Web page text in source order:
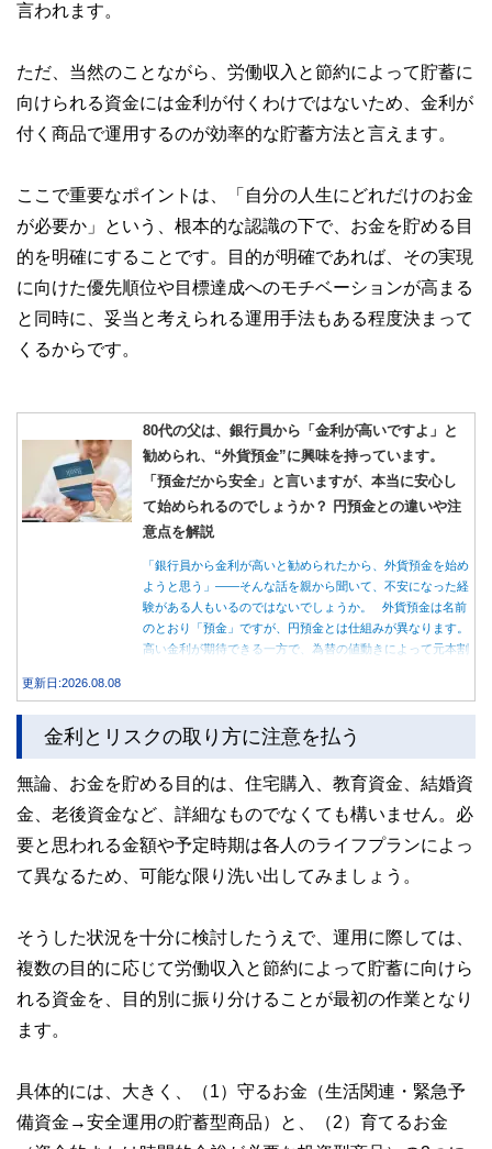
言われます。
ただ、当然のことながら、労働収入と節約によって貯蓄に
向けられる資金には金利が付くわけではないため、金利が
付く商品で運用するのが効率的な貯蓄方法と言えます。
ここで重要なポイントは、「自分の人生にどれだけのお金
が必要か」という、根本的な認識の下で、お金を貯める目
的を明確にすることです。目的が明確であれば、その実現
に向けた優先順位や目標達成へのモチベーションが高まる
と同時に、妥当と考えられる運用手法もある程度決まって
くるからです。
80代の父は、銀行員から「金利が高いですよ」と
勧められ、“外貨預金”に興味を持っています。
「預金だから安全」と言いますが、本当に安心し
て始められるのでしょうか？ 円預金との違いや注
意点を解説
「銀行員から金利が高いと勧められたから、外貨預金を始め
ようと思う」――そんな話を親から聞いて、不安になった経
験がある人もいるのではないでしょうか。 外貨預金は名前
のとおり「預金」ですが、円預金とは仕組みが異なります。
高い金利が期待できる一方で、為替の値動きによって元本割
更新日:2026.08.08
金利とリスクの取り方に注意を払う
無論、お金を貯める目的は、住宅購入、教育資金、結婚資
金、老後資金など、詳細なものでなくても構いません。必
要と思われる金額や予定時期は各人のライフプランによっ
て異なるため、可能な限り洗い出してみましょう。
そうした状況を十分に検討したうえで、運用に際しては、
複数の目的に応じて労働収入と節約によって貯蓄に向けら
れる資金を、目的別に振り分けることが最初の作業となり
ます。
具体的には、大きく、（1）守るお金（生活関連・緊急予
備資金→安全運用の貯蓄型商品）と、（2）育てるお金